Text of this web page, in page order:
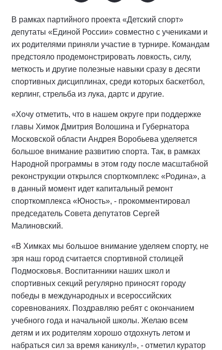
В рамках партийного проекта «Детский спорт»
депутаты «Единой России» совместно с учениками и
их родителями приняли участие в турнире. Командам
предстояло продемонстрировать ловкость, силу,
меткость и другие полезные навыки сразу в десяти
спортивных дисциплинах, среди которых баскетбол,
керлинг, стрельба из лука, дартс и другие.
«Хочу отметить, что в нашем округе при поддержке
главы Химок Дмитрия Волошина и Губернатора
Московской области Андрея Воробьева уделяется
большое внимание развитию спорта. Так, в рамках
Народной программы в этом году после масштабной
реконструкции открылся спорткомплекс «Родина», а
в данный момент идет капитальный ремонт
спорткомплекса «Юность», - прокомментировал
председатель Совета депутатов Сергей
Малиновский.
«В Химках мы большое внимание уделяем спорту, не
зря наш город считается спортивной столицей
Подмосковья. Воспитанники наших школ и
спортивных секций регулярно приносят городу
победы в международных и всероссийских
соревнованиях. Поздравляю ребят с окончанием
учебного года и начальной школы. Желаю всем
детям и их родителям хорошо отдохнуть летом и
набраться сил за время каникул!», - отметил куратор